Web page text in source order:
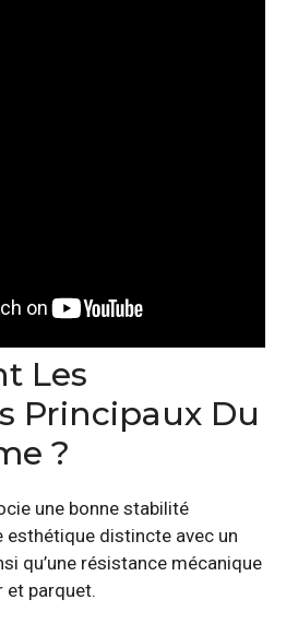
Les
Principaux Du
?
une bonne stabilité
esthétique distincte avec un
qu’une résistance mécanique
et parquet.